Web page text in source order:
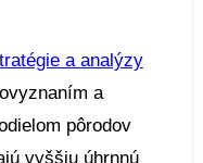
a analýzy
a
pôrodov
vyššiu úhrnnú